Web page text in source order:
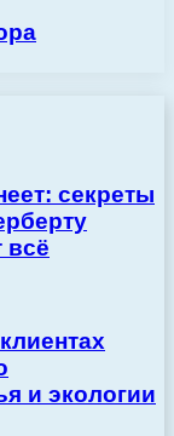
секреты
всё
и экологии